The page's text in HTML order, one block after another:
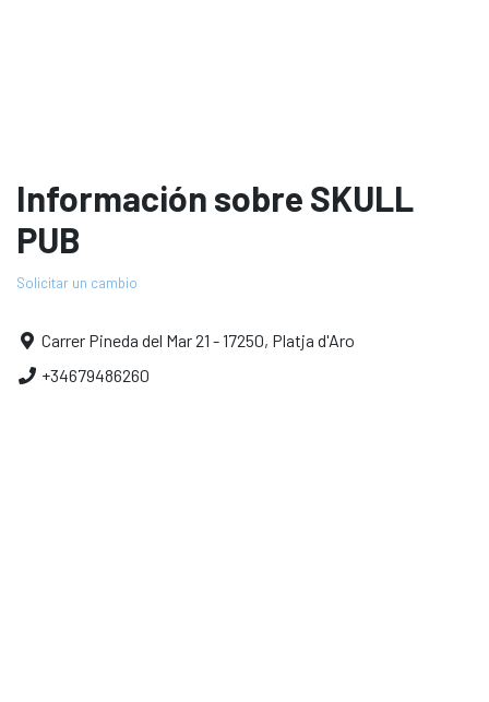
Información sobre SKULL
PUB
Solicitar un cambio
Carrer Pineda del Mar 21 - 17250, Platja d'Aro
+34679486260